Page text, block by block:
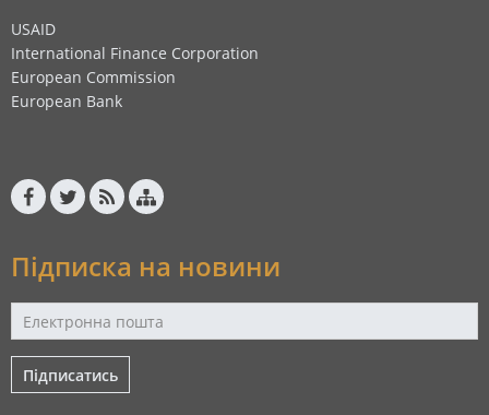
USAID
International Finance Corporation
European Commission
European Bank
Підписка на новини
Підписатись